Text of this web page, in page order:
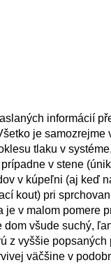
informácií
je samozrejme
tlaku v
v stene
v kúpeľni (aj keď
kout) pri
v malom pomere
všude suchý,
z vyššie
väčšine v